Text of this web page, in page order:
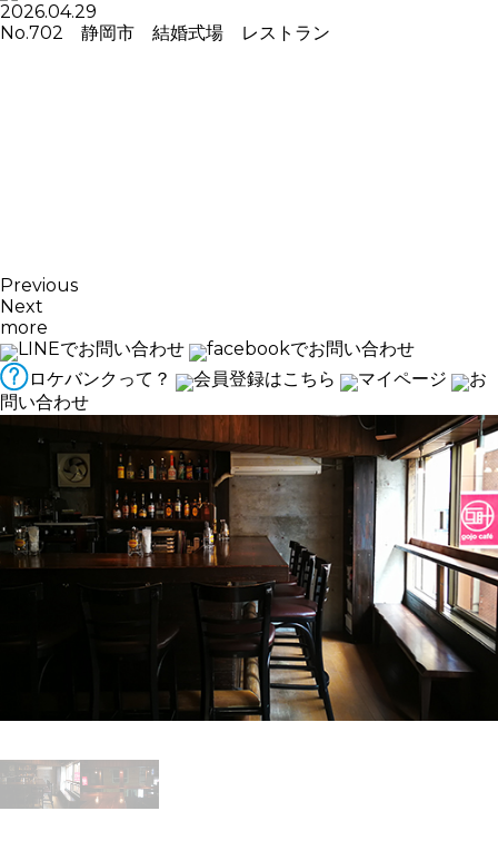
2026.04.29
No.702 静岡市 結婚式場 レストラン
Previous
Next
more
LINEでお問い合わせ
facebookでお問い合わせ
ロケバンクって？
会員登録はこちら マイページ
お
問い合わせ